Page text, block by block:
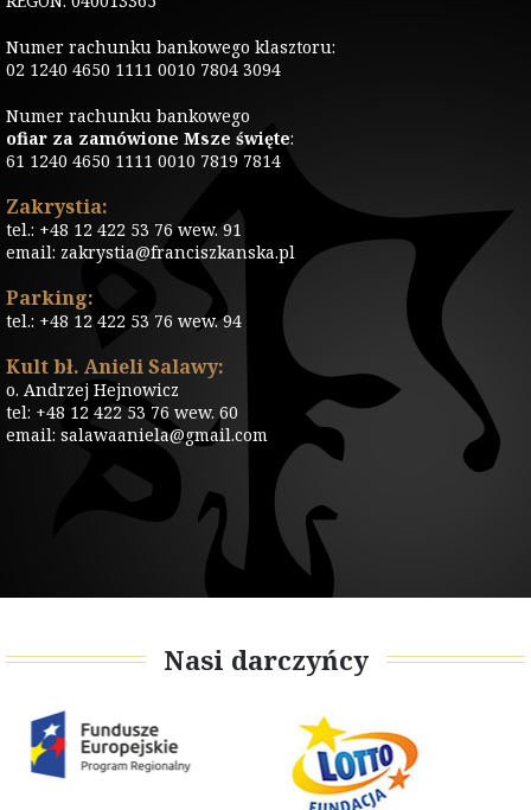
Numer rachunku bankowego klasztoru:
02 1240 4650 1111 0010 7804 3094
Numer rachunku bankowego
ofiar za zamówione Msze święte:
61 1240 4650 1111 0010 7819 7814
Zakrystia:
tel.: +48 12 422 53 76 wew. 91
email: zakrystia@franciszkanska.pl
Parking:
tel.: +48 12 422 53 76 wew. 94
Kult bł. Anieli Salawy:
o. Andrzej Hejnowicz
tel: +48 12 422 53 76 wew. 60
email: salawaaniela@gmail.com
Nasi darczyńcy